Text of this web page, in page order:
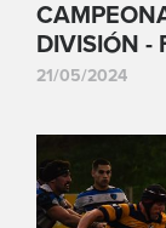
DIVISIÓN -
21/05/2024